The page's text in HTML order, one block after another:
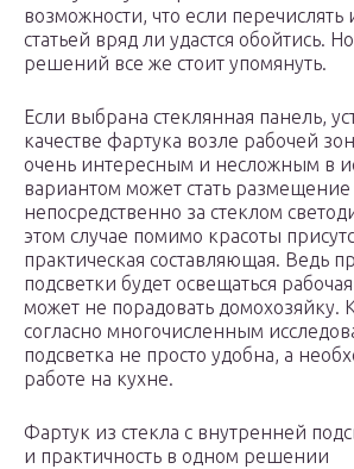
возможности, что если перечислять
статьей вряд ли удастся обойтись.
решений все же стоит упомянуть.
Если выбрана стеклянная панель,
качестве фартука возле рабочей
очень интересным и несложным в
вариантом может стать размещение
непосредственно за стеклом
этом случае помимо красоты
практическая составляющая. Ведь
подсветки будет освещаться
может не порадовать домохозяйку.
согласно многочисленным
подсветка не просто удобна, а
работе на кухне.
Фартук из стекла с внутренней
и практичность в одном решении